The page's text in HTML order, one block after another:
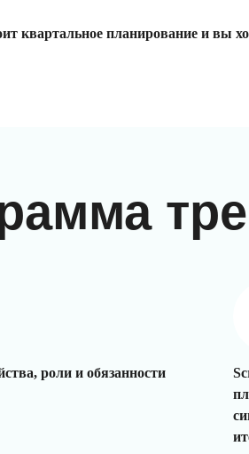
квартальное планирование и вы
роли и обязанности